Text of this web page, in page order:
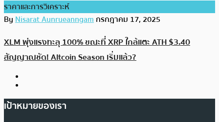
ราคาและการวิเคราะห์
ByNisarat Aunrueanngamกรกฎาคม 17, 2025
XLM พุ่งแรงทะลุ 100% ขณะที่ XRP ใกล้แตะ ATH $3.40
สัญญาณชัด! Altcoin Season เริ่มแล้ว?
เป้าหมายของเรา